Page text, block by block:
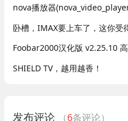
卧槽，IMAX要上车了，这你受
Foobar2000汉化版 v2.25.10
SHIELD TV，越用越香！
发布评论 （6条评论）